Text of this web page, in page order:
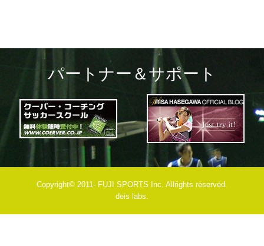
パートナー＆サポート
Copyright© 2011- FUJI SPORTS Inc. Allrights reserved.
deis labs.